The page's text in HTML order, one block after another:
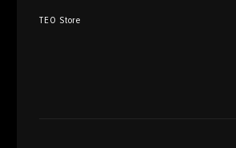
TEO Store